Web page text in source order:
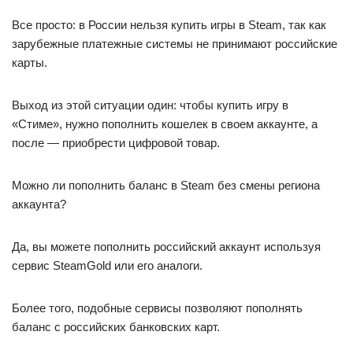
Все просто: в России нельзя купить игры в Steam, так как
зарубежные платежные системы не принимают российские
карты.
Выход из этой ситуации один: чтобы купить игру в
«Стиме», нужно пополнить кошелек в своем аккаунте, а
после — приобрести цифровой товар.
Можно ли пополнить баланс в Steam без смены региона
аккаунта?
Да, вы можете пополнить российский аккаунт используя
сервис SteamGold или его аналоги.
Более того, подобные сервисы позволяют пополнять
баланс с российских банковских карт.